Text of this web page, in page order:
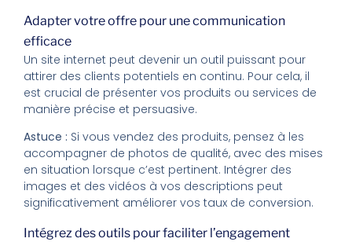
Adapter votre offre pour une communication
efficace
Un site internet peut devenir un outil puissant pour
attirer des clients potentiels en continu. Pour cela, il
est crucial de présenter vos produits ou services de
manière précise et persuasive.
Astuce : Si vous vendez des produits, pensez à les
accompagner de photos de qualité, avec des mises
en situation lorsque c’est pertinent. Intégrer des
images et des vidéos à vos descriptions peut
significativement améliorer vos taux de conversion.
Intégrez des outils pour faciliter l’engagement